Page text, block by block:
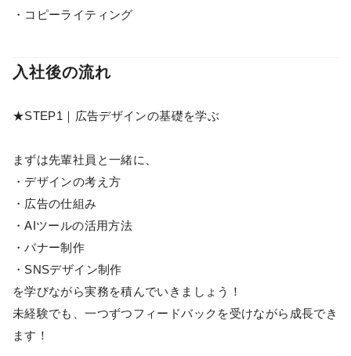
・コピーライティング
入社後の流れ
★STEP1｜広告デザインの基礎を学ぶ
まずは先輩社員と一緒に、
・デザインの考え方
・広告の仕組み
・AIツールの活用方法
・バナー制作
・SNSデザイン制作
を学びながら実務を積んでいきましょう！
未経験でも、一つずつフィードバックを受けながら成長でき
ます！